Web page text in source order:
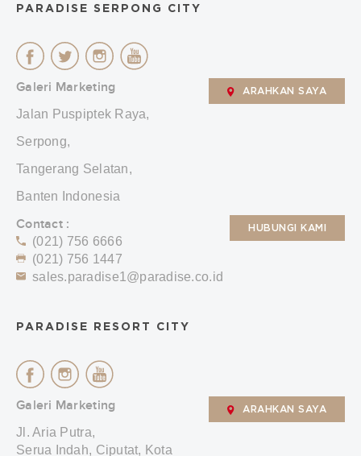
PARADISE SERPONG CITY
Galeri Marketing
Jalan Puspiptek Raya,
Serpong,
Tangerang Selatan,
Banten Indonesia
ARAHKAN SAYA
Contact :
(021) 756 6666
(021) 756 1447
sales.paradise1@paradise.co.id
HUBUNGI KAMI
PARADISE RESORT CITY
Galeri Marketing
Jl. Aria Putra,
Serua Indah, Ciputat, Kota
ARAHKAN SAYA